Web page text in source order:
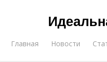
Главная Новости